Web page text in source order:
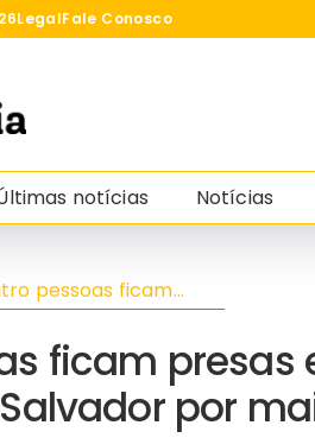
LegalFale Conosco
notícias Notícias
pessoas ficam
em elevador da
por mais de 20
ficam presas
por